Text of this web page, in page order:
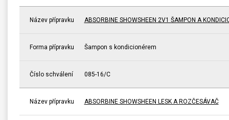
Název přípravku ABSORBINE SHOWSHEEN 2V1 ŠAMPON A
Forma přípravku Šampon s kondicionérem
Číslo schválení 085-16/C
Název přípravku ABSORBINE SHOWSHEEN LESK A ROZČESÁVAČ